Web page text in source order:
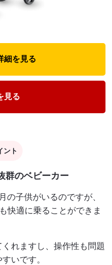
細を見る
見る
ント
群のベビーカー
子供がいるのですが、
快適に乗ることができま
れますし、操作性も問題
いです。